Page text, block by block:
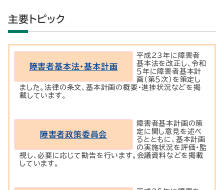
主要トピック
障害者基本法・基本計画
平成23年に障害者
基本法を改正し、令和
５年に障害者基本計
画（第５次）を策定し
ました。法律の条文、基本計画の概要・進捗状況などを掲
載しています。
障害者政策委員会
障害者基本計画の策
定に関し意見を述べ
るとともに、基本計画
の実施状況を評価・監
視し、必要に応じて勧告を行います。会議資料などを掲載
しています。